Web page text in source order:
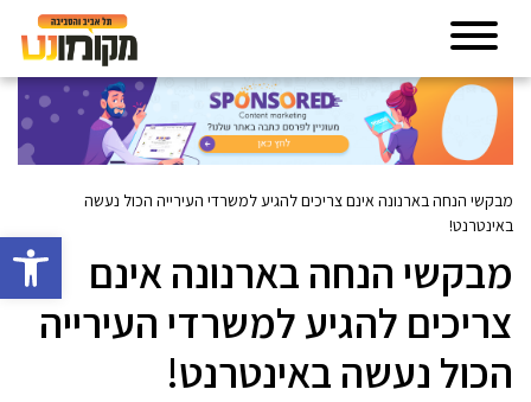
פתח
מבקשי הנחה בארנונה אינם צריכים להגיע למשרדי העירייה הכול נעשה
באינטרנט!
מבקשי הנחה בארנונה אינם
צריכים להגיע למשרדי העירייה
הכול נעשה באינטרנט!